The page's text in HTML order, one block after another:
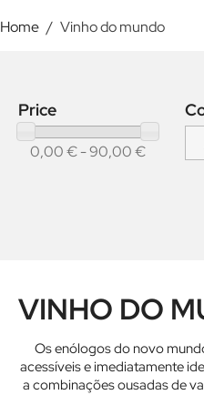
Home Vinho do mundo
Price
0,00 € - 90,00 €
VINHO DO
Os enólogos do novo
acessíveis e imediatamente
a combinações ousadas de